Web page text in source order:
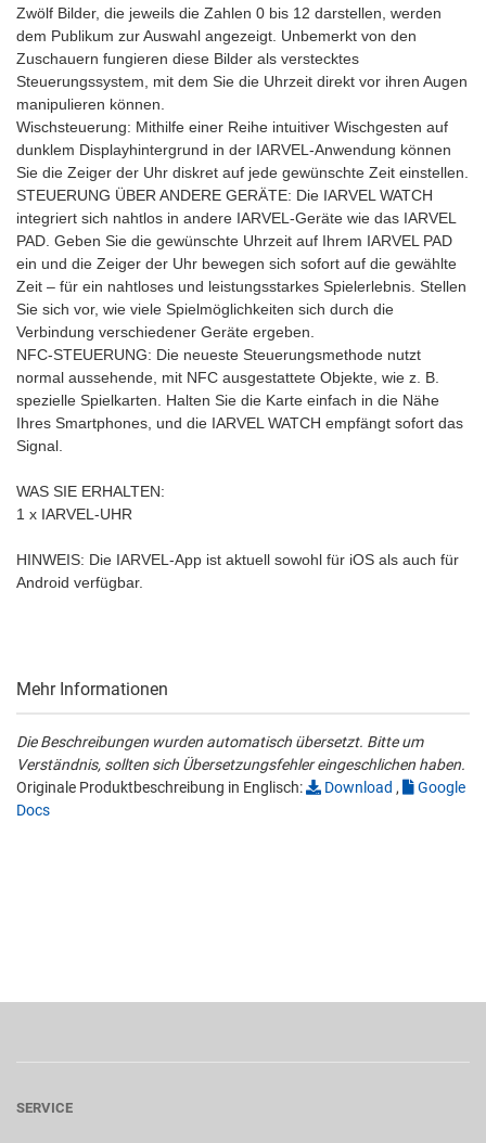
Zwölf Bilder, die jeweils die Zahlen 0 bis 12 darstellen, werden
dem Publikum zur Auswahl angezeigt. Unbemerkt von den
Zuschauern fungieren diese Bilder als verstecktes
Steuerungssystem, mit dem Sie die Uhrzeit direkt vor ihren Augen
manipulieren können.
Wischsteuerung: Mithilfe einer Reihe intuitiver Wischgesten auf
dunklem Displayhintergrund in der IARVEL-Anwendung können
Sie die Zeiger der Uhr diskret auf jede gewünschte Zeit einstellen.
STEUERUNG ÜBER ANDERE GERÄTE: Die IARVEL WATCH
integriert sich nahtlos in andere IARVEL-Geräte wie das IARVEL
PAD. Geben Sie die gewünschte Uhrzeit auf Ihrem IARVEL PAD
ein und die Zeiger der Uhr bewegen sich sofort auf die gewählte
Zeit – für ein nahtloses und leistungsstarkes Spielerlebnis. Stellen
Sie sich vor, wie viele Spielmöglichkeiten sich durch die
Verbindung verschiedener Geräte ergeben.
NFC-STEUERUNG: Die neueste Steuerungsmethode nutzt
normal aussehende, mit NFC ausgestattete Objekte, wie z. B.
spezielle Spielkarten. Halten Sie die Karte einfach in die Nähe
Ihres Smartphones, und die IARVEL WATCH empfängt sofort das
Signal.
WAS SIE ERHALTEN:
1 x IARVEL-UHR
HINWEIS: Die IARVEL-App ist aktuell sowohl für iOS als auch für
Android verfügbar.
Mehr Informationen
Die Beschreibungen wurden automatisch übersetzt. Bitte um
Verständnis, sollten sich Übersetzungsfehler eingeschlichen haben.
Originale Produktbeschreibung in Englisch:
Download ,
Google
Docs
SERVICE